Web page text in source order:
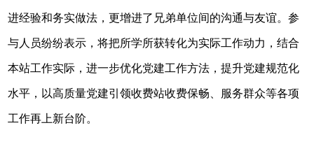
进经验和务实做法，更增进了兄弟单位间的沟通与友谊。参
与人员纷纷表示，将把所学所获转化为实际工作动力，结合
本站工作实际，进一步优化党建工作方法，提升党建规范化
水平 ，以高质量党建引领收费站收费保畅、服务群众等各项
工作再上新台阶。